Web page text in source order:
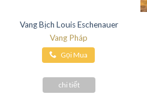
Vang Bịch Louis Eschenauer
Vang Pháp
Gọi Mua
chi tiết